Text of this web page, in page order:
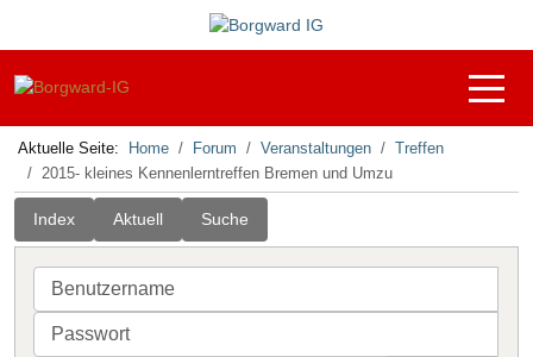
Off-
Aktuelle Seite: Home Forum Veranstaltungen
Treffen
2015- kleines Kennenlerntreffen Bremen und Umzu
Index Aktuell Suche
Benutzername
Passwort